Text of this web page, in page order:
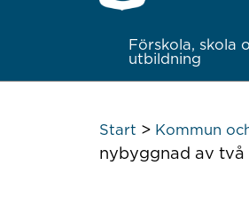
Förskola, skola
utbildning
Start > Kommun
nybyggnad av